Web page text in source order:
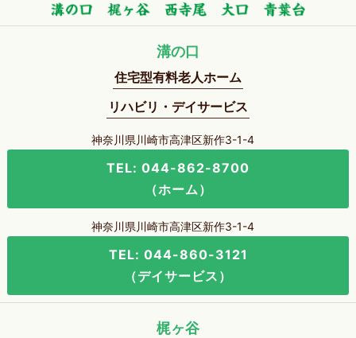
溝の口
住宅型有料老人ホーム
リハビリ・デイサービス
神奈川県川崎市高津区新作3-1-4
TEL: 044-862-8700
（ホーム）
神奈川県川崎市高津区新作3-1-4
TEL: 044-860-3121
（デイサービス）
梶ヶ谷